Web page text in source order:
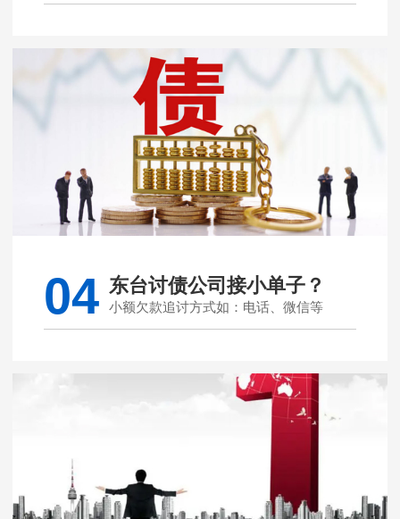
04 东台讨债公司接小单子？
小额欠款追讨方式如：电话、微信等